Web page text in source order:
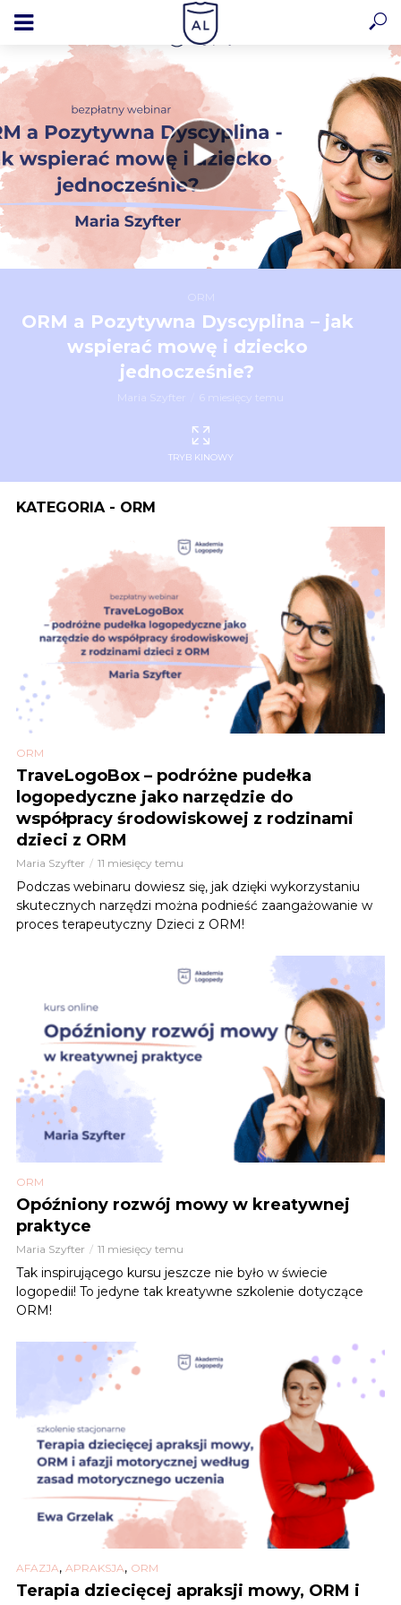
ORM
ORM a Pozytywna Dyscyplina – jak
wspierać mowę i dziecko
jednocześnie?
Maria Szyfter 6 miesięcy temu
TRYB KINOWY
KATEGORIA - ORM
ORM
TraveLogoBox – podróżne pudełka
logopedyczne jako narzędzie do
współpracy środowiskowej z rodzinami
dzieci z ORM
Maria Szyfter 11 miesięcy temu
Podczas webinaru dowiesz się, jak dzięki wykorzystaniu
skutecznych narzędzi można podnieść zaangażowanie w
proces terapeutyczny Dzieci z ORM!
ORM
Opóźniony rozwój mowy w kreatywnej
praktyce
Maria Szyfter 11 miesięcy temu
Tak inspirującego kursu jeszcze nie było w świecie
logopedii! To jedyne tak kreatywne szkolenie dotyczące
ORM!
AFAZJA, APRAKSJA, ORM
Terapia dziecięcej apraksji mowy, ORM i